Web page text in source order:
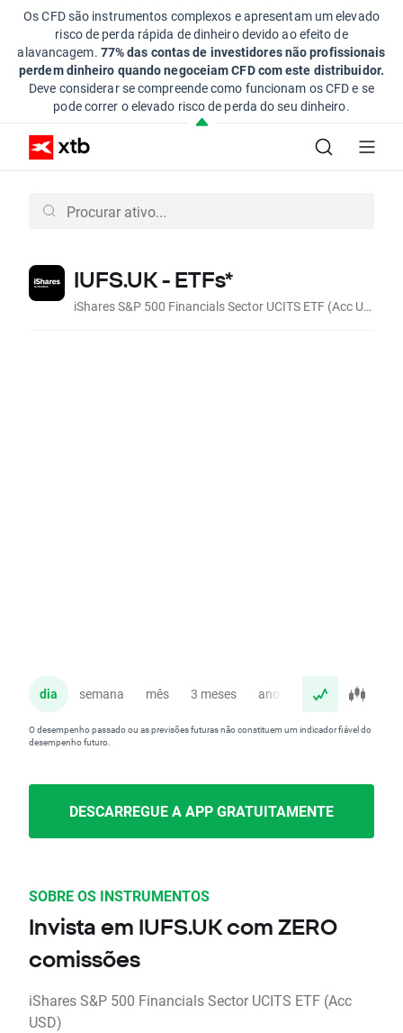
Os CFD são instrumentos complexos e apresentam um elevado
risco de perda rápida de dinheiro devido ao efeito de
alavancagem. 77% das contas de investidores não profissionais
perdem dinheiro quando negoceiam CFD com este distribuidor.
Deve considerar se compreende como funcionam os CFD e se
pode correr o elevado risco de perda do seu dinheiro.
IUFS.UK - ETFs*
iShares S&P 500 Financials Sector UCITS ETF (Acc USD)
dia semana mês 3 meses ano
O desempenho passado ou as previsões futuras não constituem um indicador fiável do
desempenho futuro.
DESCARREGUE A APP GRATUITAMENTE
SOBRE OS INSTRUMENTOS
Invista em IUFS.UK com ZERO
comissões
iShares S&P 500 Financials Sector UCITS ETF (Acc
USD)